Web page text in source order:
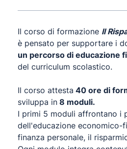
Il corso di formazione Il
è pensato per supportare i
un percorso di educazione
del curriculum scolastico.
Il corso attesta 40 ore di
sviluppa in 8 moduli.
I primi 5 moduli affrontano i
dell'educazione economico-
finanza personale, il